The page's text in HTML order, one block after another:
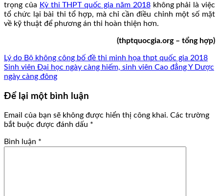
trọng của Kỳ thi THPT quốc gia năm 2018không phải là việc
tổ chức lại bài thi tổ hợp, mà chỉ cần điều chỉnh một số mặt
về kỹ thuật để phương án thi hoàn thiện hơn.
(thptquocgia.org – tổng hợp)
Lý do Bộ không công bố đề thi minh họa thpt quốc gia 2018
Sinh viên Đại học ngày càng hiếm, sinh viên Cao đẳng Y Dược
ngày càng đông
Để lại một bình luận
Email của bạn sẽ không được hiển thị công khai. Các trường
bắt buộc được đánh dấu *
Bình luận *